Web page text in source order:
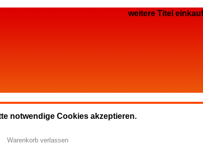
weitere Titel
notwendige Cookies akzeptieren.
Warenkorb verlassen